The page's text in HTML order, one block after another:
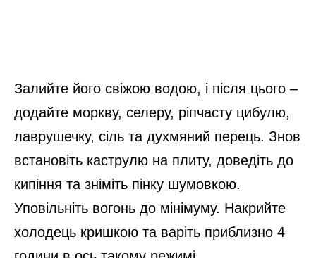
Залийте його свіжою водою, і після цього –
додайте моркву, селеру, ріпчасту цибулю,
лаврушечку, сіль та духмяний перець. Знов
встановіть каструлю на плиту, доведіть до
кипіння та зніміть пінку шумовкою.
Уповільніть вогонь до мінімуму. Накрийте
холодець кришкою та варіть приблизно 4